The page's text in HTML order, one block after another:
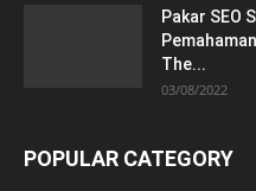
Pakar SEO
The...
03/08/2022
POPULAR CATEGORY